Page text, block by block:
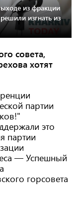
из фракции
изгнать из
совета,
хотят
партии
это
партии
— Успешный
горсовета